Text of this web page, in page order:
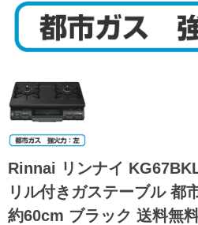
Rinnai リンナイ
リル付きガステーブル 都
約60cm ブラック 送料無